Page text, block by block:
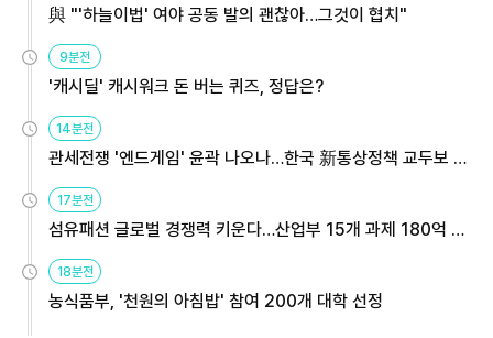
與 "'하늘이법' 여야 공동 발의 괜찮아…그것이 협치"
9분전
'캐시딜' 캐시워크 돈 버는 퀴즈, 정답은?
14분전
관세전쟁 '엔드게임' 윤곽 나오나…한국 新통상정책 교두보 활
17분전
섬유패션 글로벌 경쟁력 키운다…산업부 15개 과제 180억 지
18분전
농식품부, '천원의 아침밥' 참여 200개 대학 선정